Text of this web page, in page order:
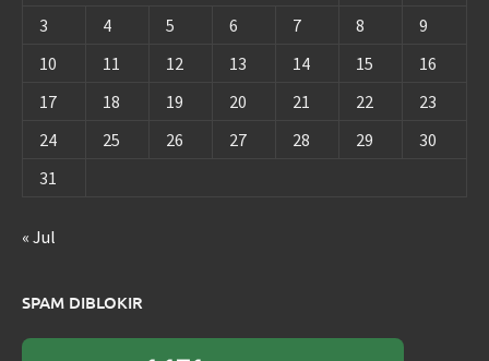
3
4 5 6 7 8
9
10
11 12 13 14 15
16
17
18 19 20 21 22
23
24
25 26 27 28 29
30
31
« Jul
SPAM DIBLOKIR